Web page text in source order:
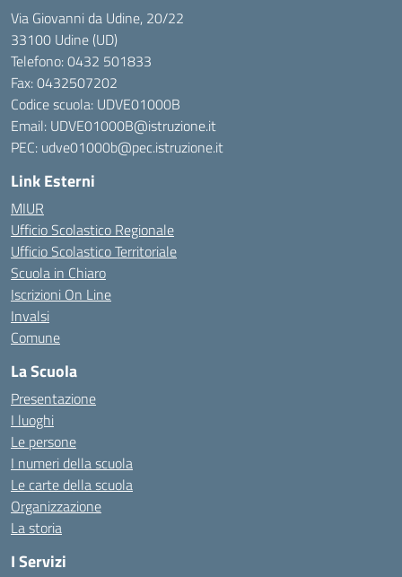
Via Giovanni da Udine, 20/22
33100 Udine (UD)
Telefono:0432 501833
Fax: 0432507202
Codice scuola: UDVE01000B
Email: UDVE01000B@istruzione.it
PEC: udve01000b@pec.istruzione.it
Link Esterni
MIUR
Ufficio Scolastico Regionale
Ufficio Scolastico Territoriale
Scuola in Chiaro
Iscrizioni On Line
Invalsi
Comune
La Scuola
Presentazione
I luoghi
Le persone
I numeri della scuola
Le carte della scuola
Organizzazione
La storia
I Servizi